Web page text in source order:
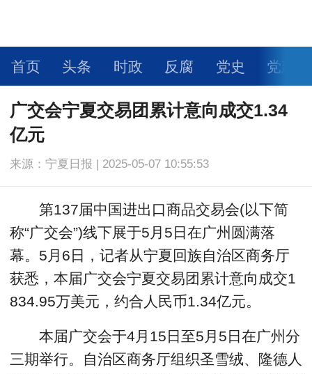
首页 头条 时政 反腐 党史 党建
人物 科学 社会 法治 文旅 体育
健康
自媒体 智库专家 大国交通 强企日记
乡村振兴 一带一路 环境保护 大有专区
学术论文
广交会宁夏交易团累计意向成交1.34
亿元
来源：宁夏日报 | 2025-05-07 10:55:53
第137届中国进出口商品交易会(以下简
称“广交会”)线下展于5月5日在广州圆满落
幕。5月6日，记者从宁夏回族自治区商务厅
获悉，本届广交会宁夏交易团累计意向成交1
834.95万美元，约合人民币1.34亿元。
本届广交会于4月15日至5月5日在广州分
三期举行。自治区商务厅组织圣雪绒、隆德人